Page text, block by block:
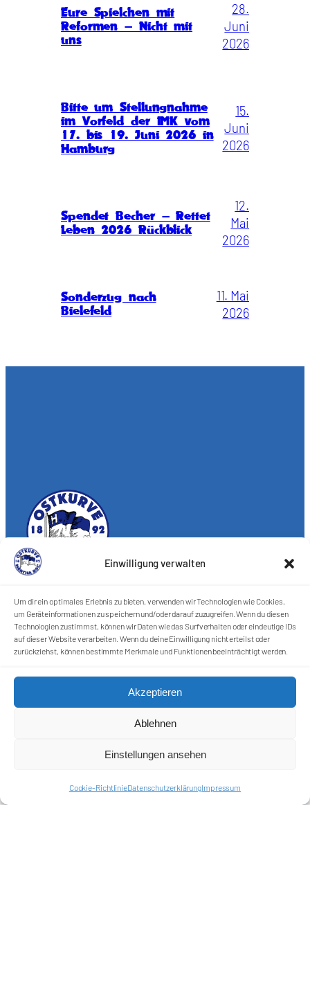
Einwilligung verwalten
Um dir ein optimales Erlebnis zu bieten, verwenden wir Technologien wie Cookies,
um Geräteinformationen zu speichern und/oder darauf zuzugreifen. Wenn du diesen
Technologien zustimmst, können wir Daten wie das Surfverhalten oder eindeutige IDs
auf dieser Website verarbeiten. Wenn du deine Einwilligung nicht erteilst oder
zurückziehst, können bestimmte Merkmale und Funktionen beeinträchtigt werden.
Akzeptieren
Ablehnen
Einstellungen ansehen
Cookie-RichtlinieDatenschutzerklärungImpressum
Eure Spielchen mit
Reformen – Nicht mit
uns
28.
Juni
2026
Bitte um Stellungnahme
im Vorfeld der IMK vom
17. bis 19. Juni 2026 in
Hamburg
15.
Juni
2026
Spendet Becher – Rettet
Leben 2026 Rückblick
12.
Mai
2026
Sonderzug nach
Bielefeld
11. Mai
2026
Sei ein Teil des Ganzen!
Kontakt
Impressum